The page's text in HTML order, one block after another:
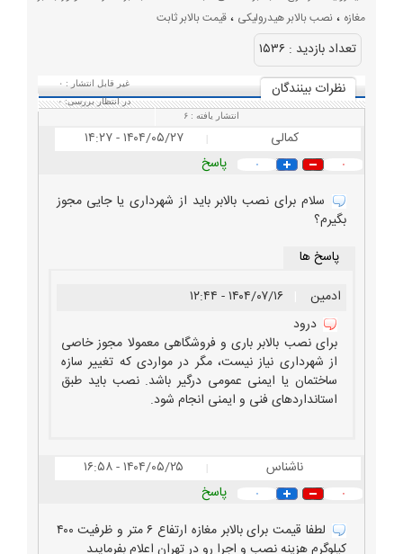
مغازه ، نصب بالابر هیدرولیکی ، قیمت بالابر ثابت
تعداد بازديد : ۱۵۳۶
نظرات بينندگان
غیر قابل انتشار : ۰
در انتظار بررسی:۰
انتشار یافته :۶
کمالی ۱۴۰۴/۰۵/۲۷ - ۱۴:۲۷
۰ ۰
پاسخ
سلام برای نصب بالابر باید از شهرداری یا جایی مجوز
بگیرم؟
پاسخ ها
ادمین
۱۴۰۴/۰۷/۱۶ - ۱۲:۴۴
درود
برای نصب بالابر باری و فروشگاهی معمولا مجوز خاصی
از شهرداری نیاز نیست، مگر در مواردی که تغییر سازه
ساختمان یا ایمنی عمومی درگیر باشد. نصب باید طبق
استانداردهای فنی و ایمنی انجام شود.
ناشناس ۱۴۰۴/۰۵/۲۵ - ۱۶:۵۸
۰ ۰
پاسخ
لطفا قیمت برای بالابر مغازه ارتفاع ۶ متر و ظرفیت ۴۰۰